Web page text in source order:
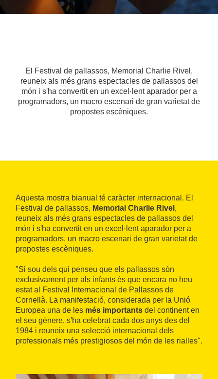
El Festival de pallassos, Memorial Charlie Rivel,
reuneix als més grans espectacles de pallassos del
món i s'ha convertit en un excel·lent aparador per a
programadors, un macro escenari de gran varietat de
propostes escèniques.
Aquesta mostra bianual té caràcter internacional. El
Festival de pallassos, Memorial Charlie Rivel ,
reuneix als més grans espectacles de pallassos del
món i s'ha convertit en un excel·lent aparador per a
programadors, un macro escenari de gran varietat de
propostes escèniques.
"Si sou dels qui penseu que els pallassos són
exclusivament per als infants és que encara no heu
estat al Festival Internacional de Pallassos de
Cornellà. La manifestació, considerada per la Unió
Europea una de les més importants del continent en
el seu gènere, s'ha celebrat cada dos anys des del
1984 i reuneix una selecció internacional dels
professionals més prestigiosos del món de les rialles".